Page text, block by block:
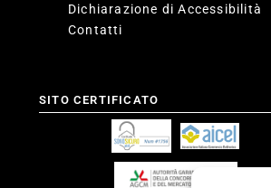
Dichiarazione di Accessibilità
Contatti
SITO CERTIFICATO